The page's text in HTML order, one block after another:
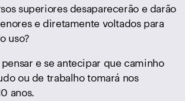
superiores desaparecerão e darão
e diretamente voltados para
uso?
e se antecipar que caminho
ou de trabalho tomará nos
anos.